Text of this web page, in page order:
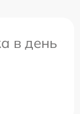
в день